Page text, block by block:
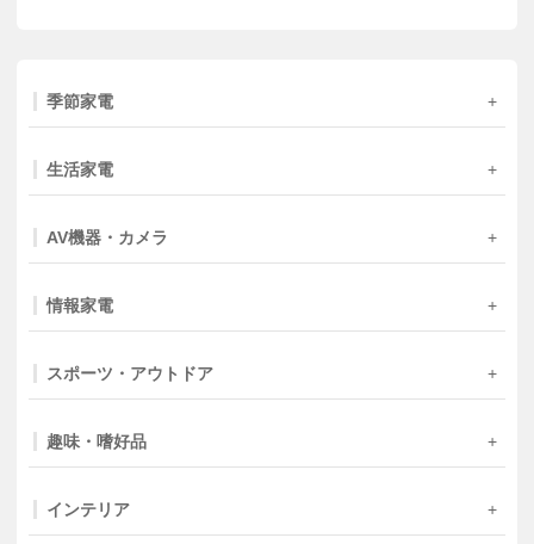
季節家電
生活家電
AV機器・カメラ
情報家電
スポーツ・アウトドア
趣味・嗜好品
インテリア